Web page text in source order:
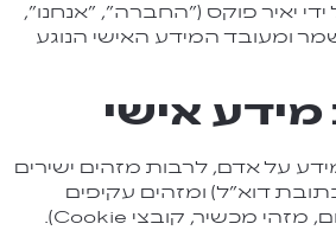
יאיר פוקס ("החברה", "אנחנו",
ומעובד המידע האישי הנוגע
על אדם, לרבות מזהים ישירים
דוא"ל) ומזהים עקיפים